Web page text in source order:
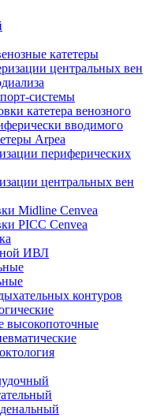
катетеры
центральных вен
катетера венозного
вводимого
Arpea
периферических
центральных вен
Midline Cenvea
PICC Cenvea
ИВЛ
контуров
высокопоточные